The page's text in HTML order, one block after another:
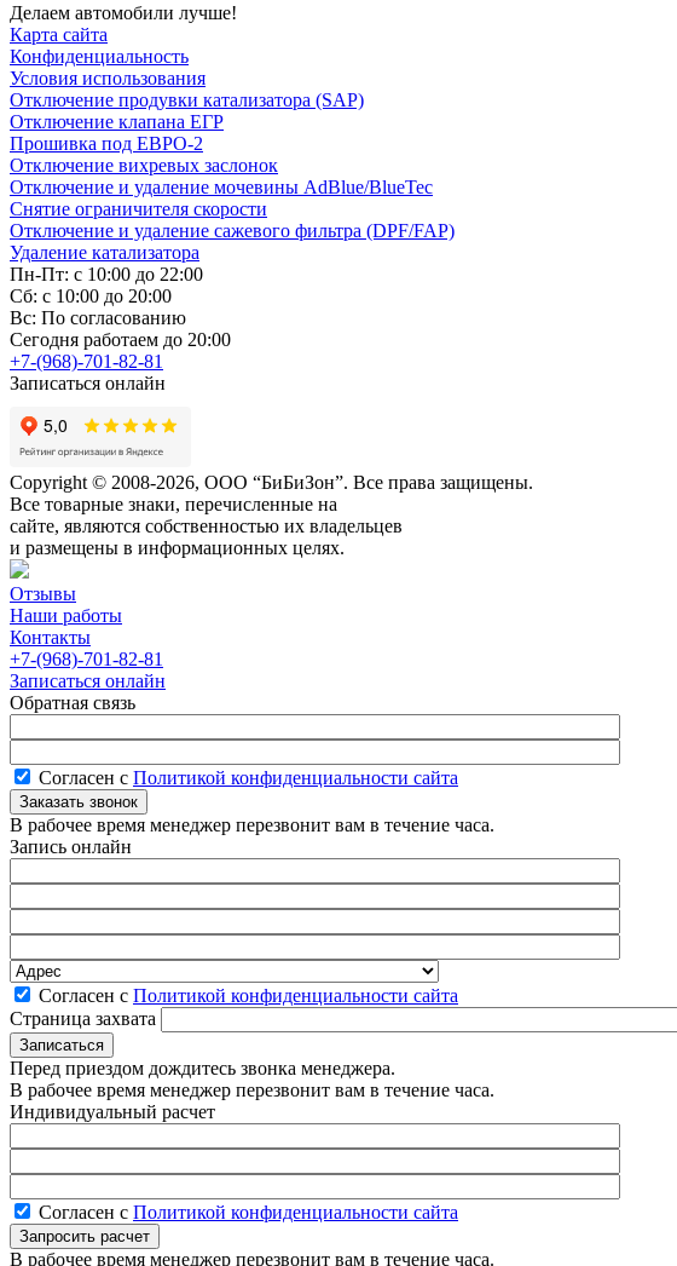
Делаем автомобили лучше!
Карта сайта
Конфиденциальность
Условия использования
Отключение продувки катализатора (SAP)
Отключение клапана ЕГР
Прошивка под ЕВРО-2
Отключение вихревых заслонок
Отключение и удаление мочевины AdBlue/BlueTec
Снятие ограничителя скорости
Отключение и удаление сажевого фильтра (DPF/FAP)
Удаление катализатора
Пн-Пт: с 10:00 до 22:00
Сб: с 10:00 до 20:00
Вс: По согласованию
Сегодня работаем до 20:00
+7-(968)-701-82-81
Записаться онлайн
Copyright © 2008-2026, ООО “БиБиЗон”. Все права защищены.
Все товарные знаки, перечисленные на
сайте, являются собственностью их владельцев
и размещены в информационных целях.
Отзывы
Наши работы
Контакты
+7-(968)-701-82-81
Записаться онлайн
Обратная связь
Согласен с Политикой конфиденциальности сайта
В рабочее время менеджер перезвонит вам в течение часа.
Запись онлайн
Согласен с Политикой конфиденциальности сайта
Страница захвата
Перед приездом дождитесь звонка менеджера.
В рабочее время менеджер перезвонит вам в течение часа.
Индивидуальный расчет
Согласен с Политикой конфиденциальности сайта
В рабочее время менеджер перезвонит вам в течение часа.